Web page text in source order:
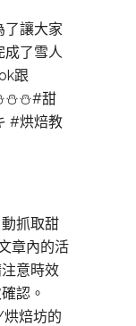
了讓大家
成了雪人
跟
甜
#烘焙教
抓取甜
章內的活
意時效
認。
焙坊的